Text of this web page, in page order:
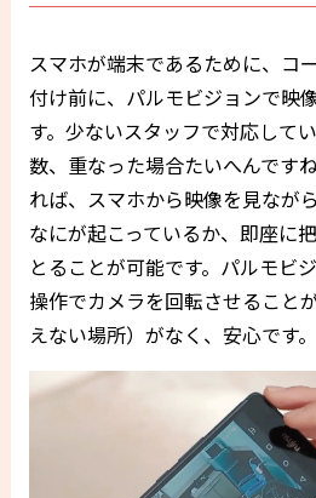
スマホが端末であるために、コ
付け前に、パルモビジョンで映
す。少ないスタッフで対応して
数、重なった場合たいへんです
れば、スマホから映像を見なが
なにが起こっているか、即座に
とることが可能です。パルモビ
操作でカメラを回転させること
えない場所）がなく、安心です。